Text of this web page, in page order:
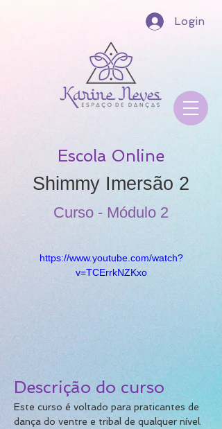
Login
Escola Online
Shimmy Imersão 2
Curso - Módulo 2
https://www.youtube.com/watch?
v=TCErrkNZKxo
Descrição do curso
​Este curso é voltado para praticantes de
dança do ventre e tribal de qualquer nível.